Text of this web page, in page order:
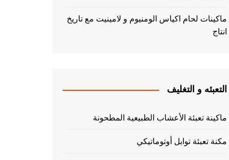
ماكينات لحام اكياس الومنيوم و لامينيت مع تاريخ
انتاج
التعبئه و التغليف
ماكينة تعبئة الأعشاب الطبيعية المطحونة
مكنة تعبئة توابل أوتوماتيكي